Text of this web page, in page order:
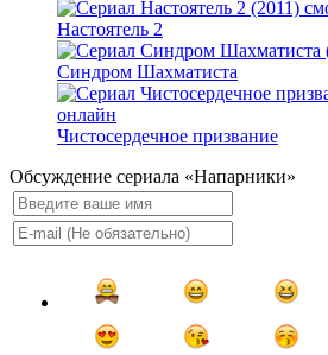
Настоятель 2
Синдром Шахматиста
Чистосердечное призвание
Обсуждение сериала «Напарники»